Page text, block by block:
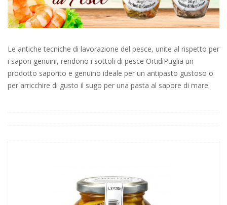
Le antiche tecniche di lavorazione del pesce, unite al rispetto per
i sapori genuini, rendono i sottoli di pesce OrtidiPuglia un
prodotto saporito e genuino ideale per un antipasto gustoso o
per arricchire di gusto il sugo per una pasta al sapore di mare.